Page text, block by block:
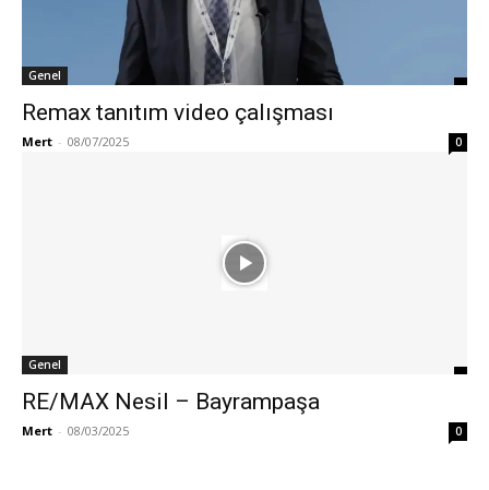
Genel
Remax tanıtım video çalışması
Mert - 08/07/2025 0
Genel
RE/MAX Nesil – Bayrampaşa
Mert - 08/03/2025 0